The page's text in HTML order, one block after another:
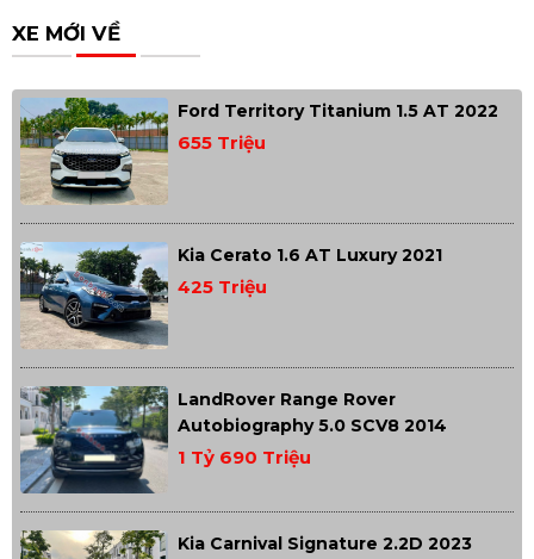
XE MỚI VỀ
Ford Territory Titanium 1.5 AT 2022
655 Triệu
Kia Cerato 1.6 AT Luxury 2021
425 Triệu
LandRover Range Rover
Autobiography 5.0 SCV8 2014
1 Tỷ 690 Triệu
Kia Carnival Signature 2.2D 2023